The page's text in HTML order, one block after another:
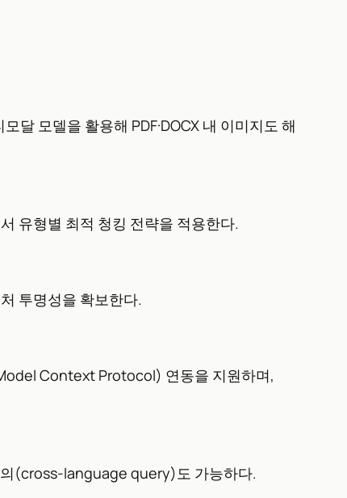
달 모델을 활용해 PDF·DOCX 내 이미지도 해
유형별 최적 청킹 전략을 적용한다.
투명성을 확보한다.
Context Protocol) 연동을 지원하며,
(cross-language query)도 가능하다.